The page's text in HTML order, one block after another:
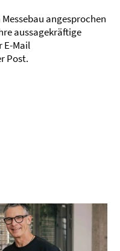
angesprochen
aussagekräftige
E-Mail
Post.